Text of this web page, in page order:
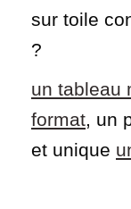
sur toile
?
un tableau
format, un
et unique